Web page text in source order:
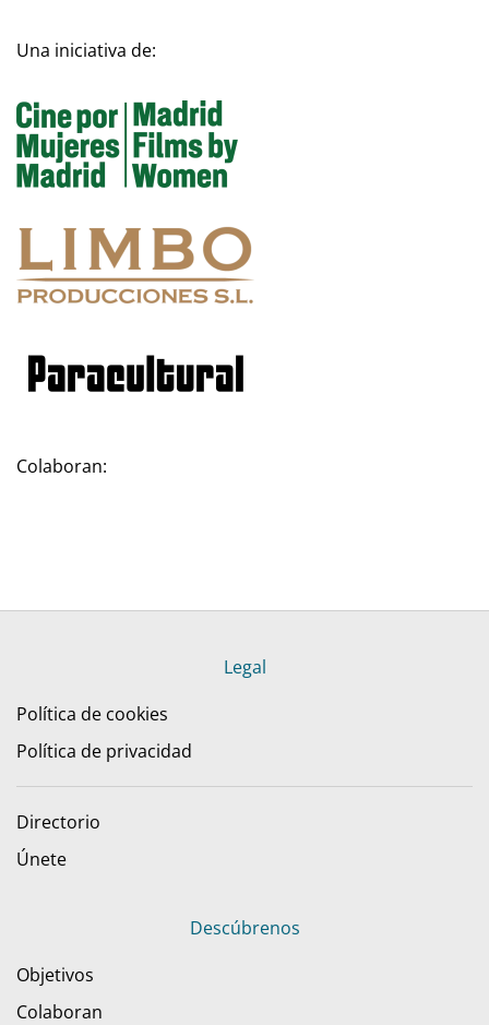
Una iniciativa de:
Colaboran:
Legal
Política de cookies
Política de privacidad
Directorio
Únete
Descúbrenos
Objetivos
Colaboran